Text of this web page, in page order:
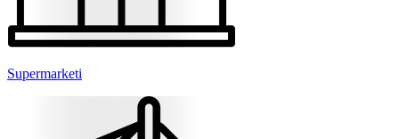
Supermarketi